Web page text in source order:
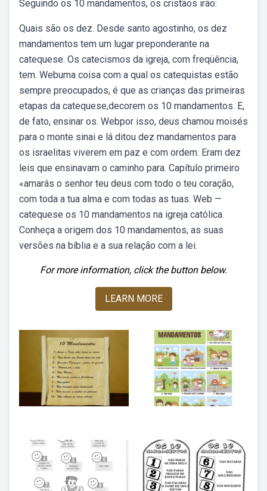
Seguindo os 10 mandamentos, os cristãos irão:
Quais são os dez. Desde santo agostinho, os dez
mandamentos tem um lugar preponderante na
catequese. Os catecismos da igreja, com freqüência,
tem. Webuma coisa com a qual os catequistas estão
sempre preocupados, é que as crianças das primeiras
etapas da catequese,decorem os 10 mandamentos. E,
de fato, ensinar os. Webpor isso, deus chamou moisés
para o monte sinai e lá ditou dez mandamentos para
os israelitas viverem em paz e com ordem. Eram dez
leis que ensinavam o caminho para. Capítulo primeiro
«amarás o senhor teu deus com todo o teu coração,
com toda a tua alma e com todas as tuas. Web —
catequese os 10 mandamentos na igreja católica.
Conheça a origem dos 10 mandamentos, as suas
versões na bíblia e a sua relação com a lei.
For more information, click the button below.
LEARN MORE